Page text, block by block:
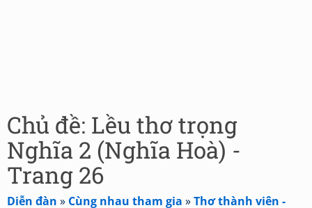
Chủ đề: Lều thơ trọng
Nghĩa 2 (Nghĩa Hoà) -
Trang 26
Diễn đàn » Cùng nhau tham gia »Thơ thành viên -